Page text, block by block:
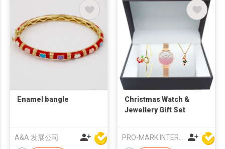
Enamel bangle
A&A 发展公司
Christmas Watch &
Jewellery Gift Set